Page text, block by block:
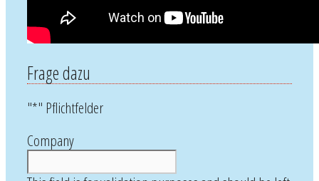
Frage dazu
"*" Pflichtfelder
Company